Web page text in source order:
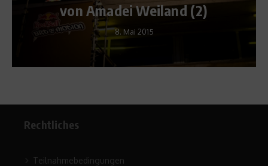
Ray
Rechtliches
Teilnahmebedingungen